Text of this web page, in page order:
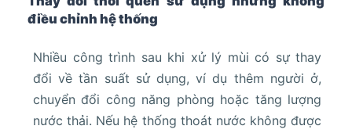
điều chỉnh hệ thống
Nhiều công trình sau khi xử lý mùi có sự thay
đổi về tần suất sử dụng, ví dụ thêm người ở,
chuyển đổi công năng phòng hoặc tăng lượng
nước thải. Nếu hệ thống thoát nước không được